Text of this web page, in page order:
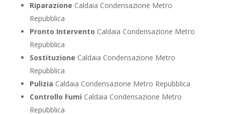
Riparazione Caldaia Condensazione Metro
Repubblica
Pronto Intervento Caldaia Condensazione Metro
Repubblica
Sostituzione Caldaia Condensazione Metro
Repubblica
Pulizia Caldaia Condensazione Metro Repubblica
Controllo Fumi Caldaia Condensazione Metro
Repubblica